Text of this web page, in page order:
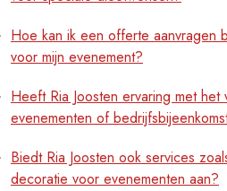
Hoe kan ik een offerte aanvragen
voor mijn evenement?
Heeft Ria Joosten ervaring met
evenementen of
Biedt Ria Joosten ook services
decoratie voor evenementen aan?